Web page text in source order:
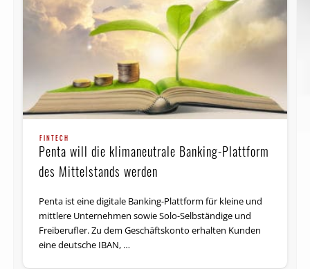
FINTECH
Penta will die klimaneutrale Banking-Plattform
des Mittelstands werden
Penta ist eine digitale Banking-Plattform für kleine und
mittlere Unternehmen sowie Solo-Selbständige und
Freiberufler. Zu dem Geschäftskonto erhalten Kunden
eine deutsche IBAN, …